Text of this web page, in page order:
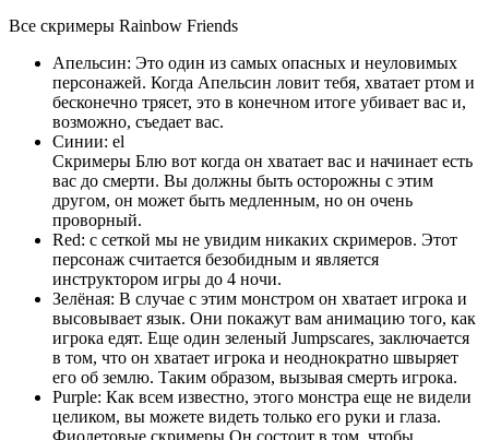
Все скримеры Rainbow Friends
Апельсин: Это один из самых опасных и неуловимых
персонажей. Когда Апельсин ловит тебя, хватает ртом и
бесконечно трясет, это в конечном итоге убивает вас и,
возможно, съедает вас.
Синии: el
Скримеры Блю вот когда он хватает вас и начинает есть
вас до смерти. Вы должны быть осторожны с этим
другом, он может быть медленным, но он очень
проворный.
Red: с сеткой мы не увидим никаких скримеров. Этот
персонаж считается безобидным и является
инструктором игры до 4 ночи.
Зелёная: В случае с этим монстром он хватает игрока и
высовывает язык. Они покажут вам анимацию того, как
игрока едят. Еще один зеленый Jumpscares, заключается
в том, что он хватает игрока и неоднократно швыряет
его об землю. Таким образом, вызывая смерть игрока.
Purple: Как всем известно, этого монстра еще не видели
целиком, вы можете видеть только его руки и глаза.
Фиолетовые скримеры Он состоит в том, чтобы